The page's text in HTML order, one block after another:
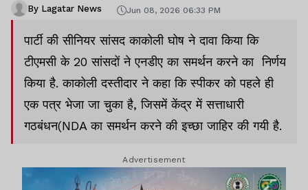
By Lagatar News Jun 08, 2026 06:33 PM
पार्टी की सीनियर सांसद काकोली घोष ने दावा किया कि
टीएमसी के 20 सांसदों ने एनडीए का समर्थन करने का निर्णय
किया है. काकोली दस्तीदार ने कहा कि स्पीकर को पहले ही
एक पत्र भेजा जा चुका है, जिसमें केंद्र में सत्ताधारी
गठबंधन(NDA का समर्थन करने की इच्छा जाहिर की गयी है.
Advertisement